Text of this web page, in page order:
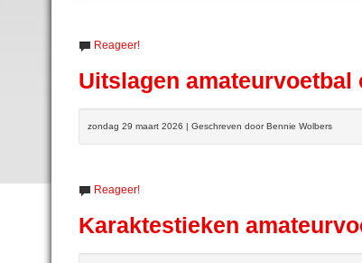
Reageer!
Uitslagen amateurvoetbal
zondag 29 maart 2026 | Geschreven door Bennie Wolbers
Reageer!
Karaktestieken